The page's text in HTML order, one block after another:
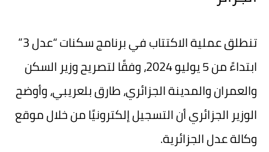
تنطلق عملية الاكتتاب في برنامج سكنات “عدل 3”
ابتداءً من 5 يوليو 2024، وفقًا لتصريح وزير السكن
والعمران والمدينة الجزائري، طارق بلعريبي، وأوضح
الوزير الجزائري أن التسجيل إلكترونيًا من خلال موقع
وكالة عدل الجزائرية.